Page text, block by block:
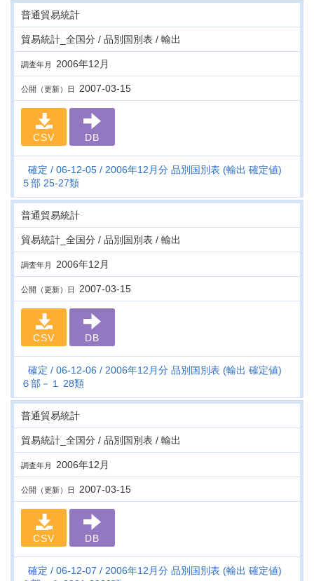
普通貿易統計
貿易統計_全国分 / 品別国別表 / 輸出
調査年月 2006年12月
公開（更新）日 2007-03-15
CSV DB
確定 06-12-05
2006年12月分 品別国別表 (輸出 確定値)
５部 25-27類
普通貿易統計
貿易統計_全国分 / 品別国別表 / 輸出
調査年月 2006年12月
公開（更新）日 2007-03-15
CSV DB
確定 06-12-06
2006年12月分 品別国別表 (輸出 確定値)
６部－１ 28類
普通貿易統計
貿易統計_全国分 / 品別国別表 / 輸出
調査年月 2006年12月
公開（更新）日 2007-03-15
CSV DB
確定 06-12-07
2006年12月分 品別国別表 (輸出 確定値)